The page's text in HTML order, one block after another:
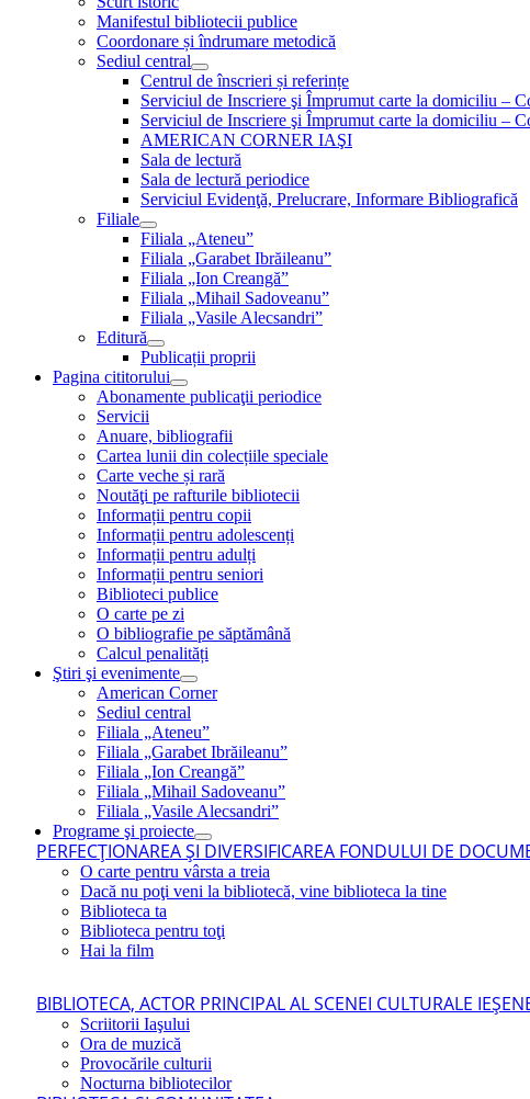
Manifestul bibliotecii publice
Coordonare și îndrumare metodică
Sediul central
Centrul de înscrieri și referințe
Serviciul de Inscriere şi Împrumut carte la domiciliu –
Serviciul de Inscriere şi Împrumut carte la domiciliu –
AMERICAN CORNER IAŞI
Sala de lectură
Sala de lectură periodice
Serviciul Evidenţă, Prelucrare, Informare Bibliografică
Filiale
Filiala „Ateneu”
Filiala „Garabet Ibrăileanu”
Filiala „Ion Creangă”
Filiala „Mihail Sadoveanu”
Filiala „Vasile Alecsandri”
Editură
Publicații proprii
Pagina cititorului
Abonamente publicaţii periodice
Servicii
Anuare, bibliografii
Cartea lunii din colecțiile speciale
Carte veche și rară
Noutăţi pe rafturile bibliotecii
Informații pentru copii
Informații pentru adolescenți
Informații pentru adulți
Informații pentru seniori
Biblioteci publice
O carte pe zi
O bibliografie pe săptămână
Calcul penalități
Ştiri şi evenimente
American Corner
Sediul central
Filiala „Ateneu”
Filiala „Garabet Ibrăileanu”
Filiala „Ion Creangă”
Filiala „Mihail Sadoveanu”
Filiala „Vasile Alecsandri”
Programe şi proiecte
PERFECŢIONAREA ŞI DIVERSIFICAREA FONDULUI DE
O carte pentru vârsta a treia
Dacă nu poţi veni la bibliotecă, vine biblioteca la tine
Biblioteca ta
Biblioteca pentru toţi
Hai la film
BIBLIOTECA, ACTOR PRINCIPAL AL SCENEI CULTURALE
Scriitorii Iaşului
Ora de muzică
Provocările culturii
Nocturna bibliotecilor